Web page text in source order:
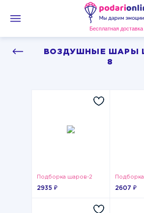
Бесплатная доставка
ВОЗДУШНЫЕ ШАРЫ
8
Подборка шаров-2
2935 ₽ 2607 ₽